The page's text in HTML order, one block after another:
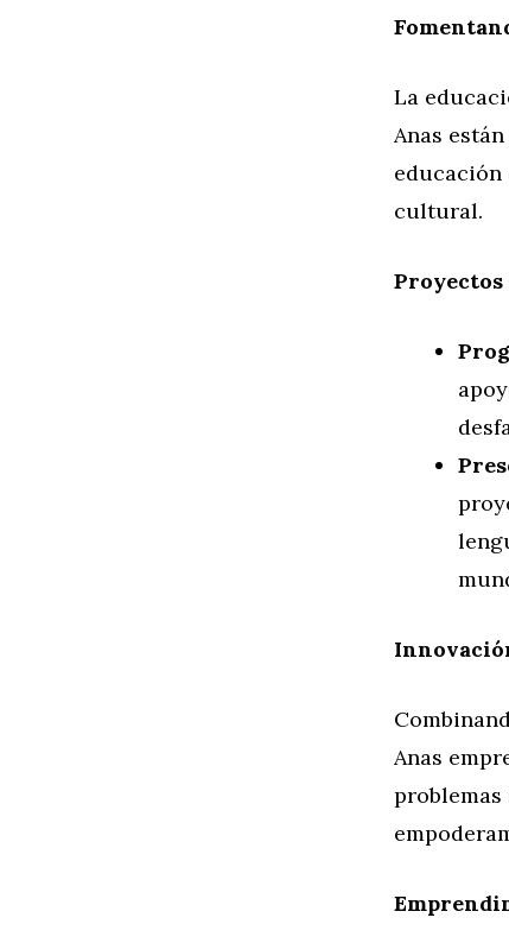
La
Anas
cultural.
Anas